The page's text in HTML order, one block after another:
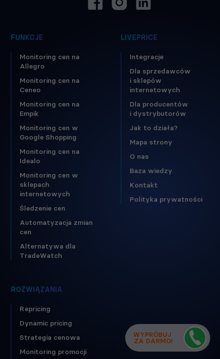
FUNKCJE
Monitoring cen na
Allegro
Monitoring cen na
Ceneo
Monitoring cen na
Empik
Monitoring cen w
Google Shopping
Monitoring cen na
Idealo
Monitoring cen w
sklepach
internetowych
Śledzenie cen
Automatyzacja zmian
cen
Alternatywa dla
TradeWatch
LIVEPRICE
Integracje
Dla sprzedawców
i sklepów
internetowych
Dla producentów
i dystrybutorów
Jak to działa?
Mapa strony
O nas
Baza wiedzy
Kontakt
Polityka prywatności
ROZWIĄZANIA
Repricing
Dynamic pricing
Strategia cenowa
Monitoring promocji
WYPRÓBUJ
ZA DARMO!